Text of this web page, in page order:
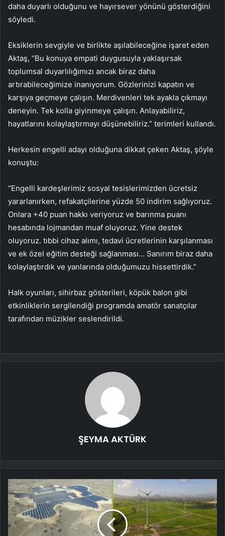
daha duyarlı olduğunu ve hayırsever yönünü gösterdiğini
söyledi.
Eksiklerin sevgiyle ve birlikte aşılabileceğine işaret eden
Aktaş, “Bu konuya empati duygusuyla yaklaşırsak
toplumsal duyarlılığımızı ancak biraz daha
artırabileceğimize inanıyorum. Gözlerinizi kapatın ve
karşıya geçmeye çalışın. Merdivenleri tek ayakla çıkmayı
deneyin. Tek kolla giyinmeye çalışın. Anlayabiliriz,
hayatlarını kolaylaştırmayı düşünebiliriz.” terimleri kullandı.
Herkesin engelli adayı olduğuna dikkat çeken Aktaş, şöyle
konuştu:
“Engelli kardeşlerimiz sosyal tesislerimizden ücretsiz
yararlanırken, refakatçilerine yüzde 50 indirim sağlıyoruz.
Onlara +40 puan hakkı veriyoruz ve barınma puanı
hesabında lojmandan muaf oluyoruz. Yine destek
oluyoruz. tıbbi cihaz alımı, tedavi ücretlerinin karşılanması
ve ek özel eğitim desteği sağlanması… Sanırım biraz daha
kolaylaştırdık ve yanlarında olduğumuzu hissettirdik.”
Halk oyunları, sihirbaz gösterileri, köpük balon gibi
etkinliklerin sergilendiği programda amatör sanatçılar
tarafından müzikler seslendirildi.
ŞEYMA AKTÜRK